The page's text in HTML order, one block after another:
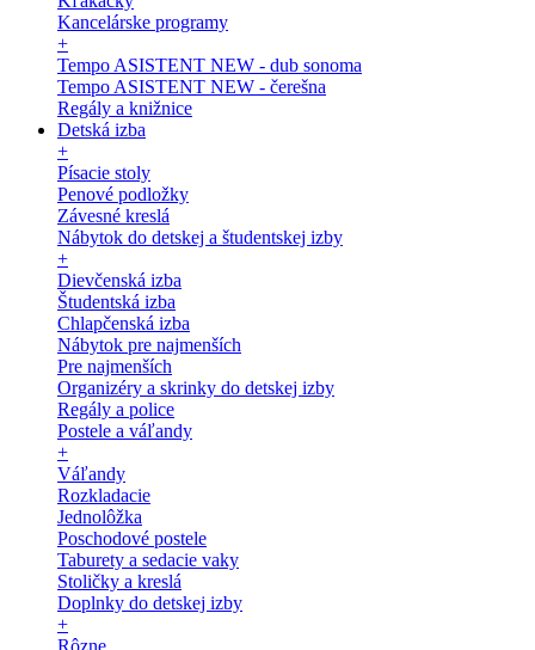
Kancelárske programy
+
Tempo ASISTENT NEW - dub sonoma
Tempo ASISTENT NEW - čerešna
Regály a knižnice
Detská izba
+
Písacie stoly
Penové podložky
Závesné kreslá
Nábytok do detskej a študentskej izby
+
Dievčenská izba
Študentská izba
Chlapčenská izba
Nábytok pre najmenších
Pre najmenších
Organizéry a skrinky do detskej izby
Regály a police
Postele a váľandy
+
Váľandy
Rozkladacie
Jednolôžka
Poschodové postele
Taburety a sedacie vaky
Stoličky a kreslá
Doplnky do detskej izby
+
Rôzne